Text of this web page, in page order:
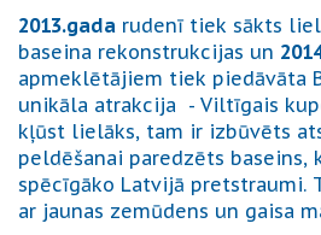
2013.gada rudenī tiek sākts
baseina rekonstrukcijas un
apmeklētājiem tiek piedāvāta
unikāla atrakcija - Viltīgais
kļūst lielāks, tam ir izbūvēts
peldēšanai paredzēts baseins,
spēcīgāko Latvijā pretstraumi.
ar jaunas zemūdens un gaisa